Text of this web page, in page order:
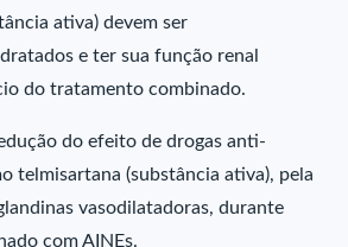
ativa) devem ser
e ter sua função renal
do tratamento combinado.
do efeito de drogas anti-
telmisartana (substância ativa), pela
vasodilatadoras, durante
com AINEs.